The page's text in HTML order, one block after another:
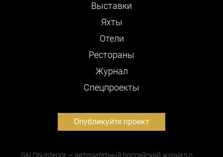
Выставки
Яхты
Отели
Рестораны
Журнал
Cпецпроекты
Опубликуйте проект
SALON-interior — авторитетный российский журнал о